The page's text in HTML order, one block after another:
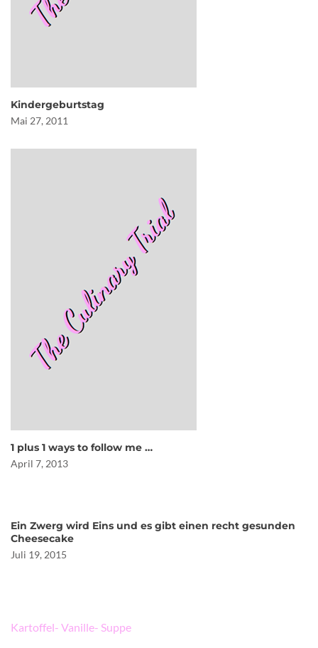
Kindergeburtstag
Mai 27, 2011
1 plus 1 ways to follow me …
April 7, 2013
Ein Zwerg wird Eins und es gibt einen recht gesunden
Cheesecake
Juli 19, 2015
Beitragsnavigation
Kartoffel- Vanille- Suppe